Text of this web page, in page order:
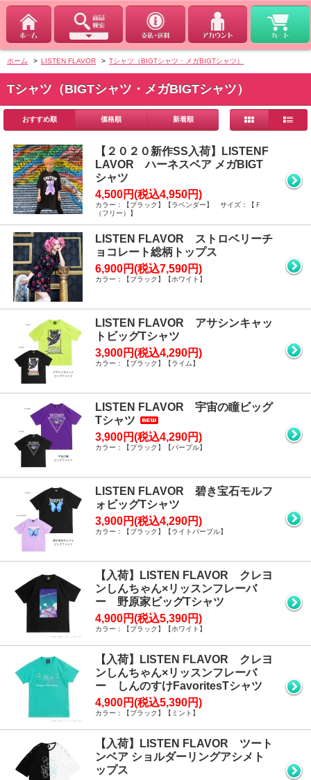
ホーム > LISTEN FLAVOR > Tシャツ（BIGTシャツ・メガBIGTシャツ）
Tシャツ（BIGTシャツ・メガBIGTシャツ）
おすすめ順 価格順 新着順
【２０２０新作SS入荷】LISTENF
LAVOR ハーネスベア メガBIGT
シャツ
4,500円(税込4,950円)
カラー：【ブラック】【ラベンダー】 サイズ：【Ｆ
（フリー）】
LISTEN FLAVOR ストロベリーチ
ョコレート総柄トップス
6,900円(税込7,590円)
カラー：【ブラック】【ホワイト】
LISTEN FLAVOR アサシンキャッ
トビッグTシャツ
3,900円(税込4,290円)
カラー：【ブラック】【ライム】
LISTEN FLAVOR 宇宙の瞳ビッグ
Tシャツ
3,900円(税込4,290円)
カラー：【ブラック】【パープル】
LISTEN FLAVOR 碧き宝石モルフ
ォビッグTシャツ
3,900円(税込4,290円)
カラー：【ブラック】【ライトパープル】
【入荷】LISTEN FLAVOR クレヨ
ンしんちゃん×リッスンフレーバ
ー 野原家ビッグTシャツ
4,900円(税込5,390円)
カラー：【ブラック】【ホワイト】
【入荷】LISTEN FLAVOR クレヨ
ンしんちゃん×リッスンフレーバ
ー しんのすけFavoritesTシャツ
4,900円(税込5,390円)
カラー：【ブラック】【ミント】
【入荷】LISTEN FLAVOR ツート
ンベア ショルダーリングアシメト
ップス